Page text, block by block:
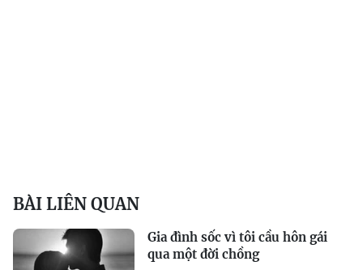
BÀI LIÊN QUAN
Gia đình sốc vì tôi cầu hôn gái
qua một đời chồng